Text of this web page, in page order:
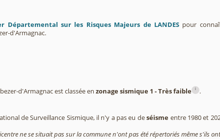
Départemental sur les Risques Majeurs de LANDESpour
d'Armagnac.
d'Armagnac est classée en zonage sismique 1 - Très faible i .
de Surveillance Sismique, il n'y a pas eu deséisme entre 1980 et
ne se situait pas sur la commune n'ont pas été répertoriés même s'ils